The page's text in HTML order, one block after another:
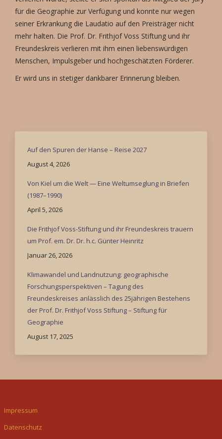
für die Geographie zur Verfügung und konnte nur wegen
seiner Erkrankung die Laudatio auf den Preisträger nicht
mehr halten. Die Prof. Dr. Frithjof Voss Stiftung und ihr
Freundeskreis verlieren mit ihm einen liebenswürdigen
Menschen, Impulsgeber und hochgeschätzten Förderer.
Er wird uns in stetiger dankbarer Erinnerung bleiben.
Auf den Spuren der Hanse – Reise 2027
August 4, 2026
Von Kiel um die Welt — Eine Weltumseglung in Briefen
(1987–1990)
April 5, 2026
Die Frithjof Voss-Stiftung und ihr Freundeskreis trauern
um Prof. em. Dr. Dr. h.c. Günter Heinritz
Januar 26, 2026
Klimawandel und Landnutzung: geographische
Forschungsperspektiven – Tagung des
Freundeskreises anlässlich des 25jährigen Bestehens
der Prof. Dr. Frithjof Voss Stiftung – Stiftung für
Geographie
August 17, 2025
Impressum
Datenschutz